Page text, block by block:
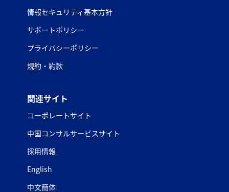
情報セキュリティ基本方針
サポートポリシー
プライバシーポリシー
規約・約款
関連サイト
コーポレートサイト
中国コンサルサービスサイト
採用情報
English
中文簡体